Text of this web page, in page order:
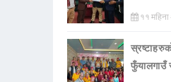
११ महिना
फुँयालगाउँ